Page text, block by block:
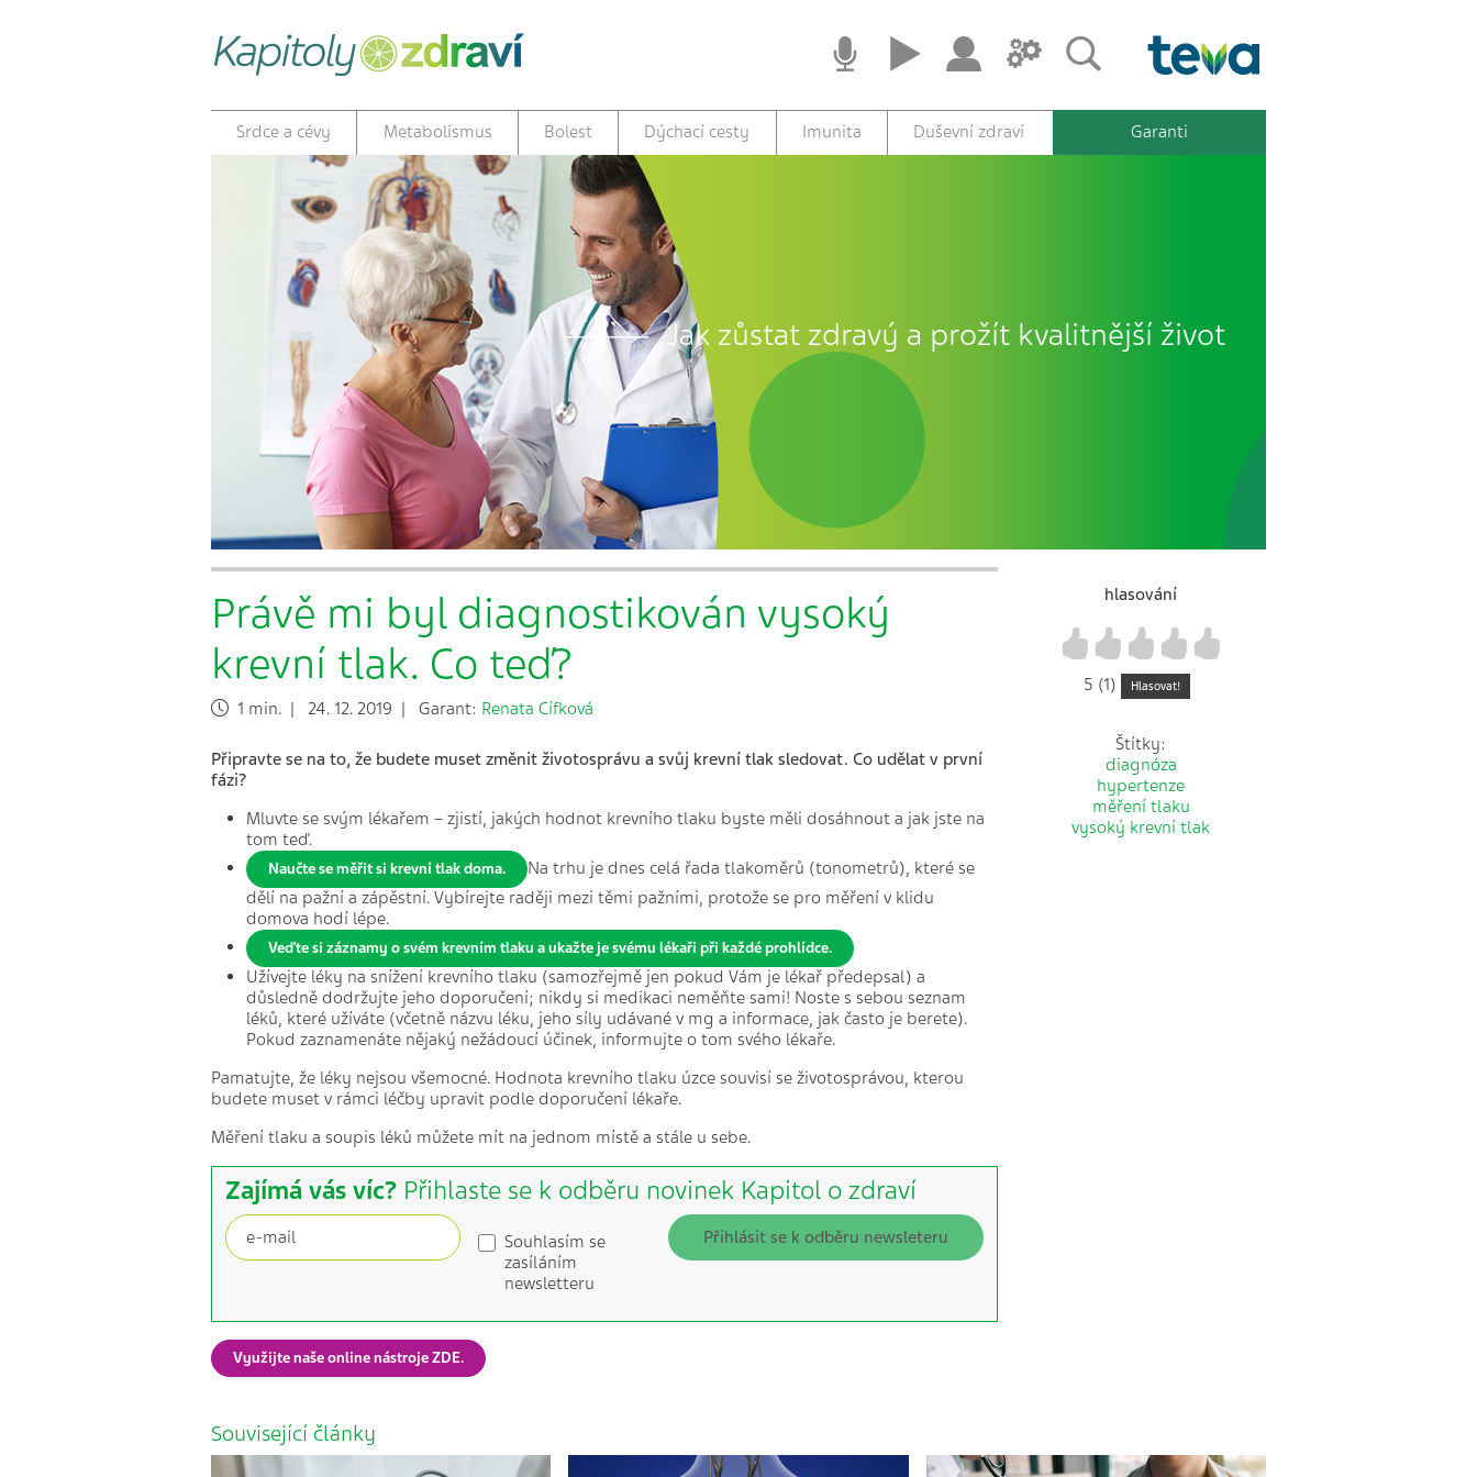
Srdce a cévy Metabolismus Bolest Dýchací cesty Imunita Duševní zdraví Garanti
Jak zůstat zdravý a prožít kvalitnější život
Právě mi byl diagnostikován vysoký
krevní tlak. Co teď?
1 min. | 24. 12. 2019 | Garant: Renata Cífková
Připravte se na to, že budete muset změnit životosprávu a svůj krevní tlak sledovat. Co udělat v první
fázi?
Mluvte se svým lékařem – zjistí, jakých hodnot krevního tlaku byste měli dosáhnout a jak jste na
tom teď.
Naučte se měřit si krevní tlak doma.
Na trhu je dnes celá řada tlakoměrů (tonometrů), které se
dělí na pažní a zápěstní. Vybírejte raději mezi těmi pažními, protože se pro měření v klidu
domova hodí lépe.
Veďte si záznamy o svém krevním tlaku a ukažte je svému lékaři při každé prohlídce.
Užívejte léky na snížení krevního tlaku (samozřejmě jen pokud Vám je lékař předepsal) a
důsledně dodržujte jeho doporučení; nikdy si medikaci neměňte sami! Noste s sebou seznam
léků, které užíváte (včetně názvu léku, jeho síly udávané v mg a informace, jak často je berete).
Pokud zaznamenáte nějaký nežádoucí účinek, informujte o tom svého lékaře.
Pamatujte, že léky nejsou všemocné. Hodnota krevního tlaku úzce souvisí se životosprávou, kterou
budete muset v rámci léčby upravit podle doporučení lékaře.
Měření tlaku a soupis léků můžete mít na jednom místě a stále u sebe.
Zajímá vás víc? Přihlaste se k odběru novinek Kapitol o zdraví
Souhlasím se
zasíláním
newsletteru
Přihlásit se k odběru newsleteru
Využijte naše online nástroje ZDE.
hlasování
4
3
2
1
5 (1) Hlasovat!
Štítky:
diagnóza
hypertenze
měření tlaku
vysoký krevní tlak
Související články